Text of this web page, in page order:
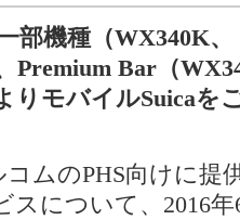
部機種（WX340K、
Premium Bar（
りモバイルSuicaを
ムのPHS向けに提
について、2016